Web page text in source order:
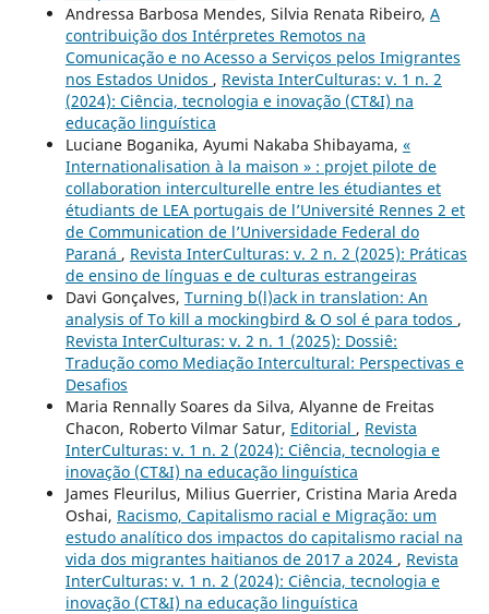
Andressa Barbosa Mendes, Silvia Renata Ribeiro, A
contribuição dos Intérpretes Remotos na
Comunicação e no Acesso a Serviços pelos Imigrantes
nos Estados Unidos , Revista InterCulturas: v. 1 n. 2
(2024): Ciência, tecnologia e inovação (CT&I) na
educação linguística
Luciane Boganika, Ayumi Nakaba Shibayama, «
Internationalisation à la maison » : projet pilote de
collaboration interculturelle entre les étudiantes et
étudiants de LEA portugais de l’Université Rennes 2 et
de Communication de l’Universidade Federal do
Paraná , Revista InterCulturas: v. 2 n. 2 (2025): Práticas
de ensino de línguas e de culturas estrangeiras
Davi Gonçalves, Turning b(l)ack in translation: An
analysis of To kill a mockingbird & O sol é para todos ,
Revista InterCulturas: v. 2 n. 1 (2025): Dossiê:
Tradução como Mediação Intercultural: Perspectivas e
Desafios
Maria Rennally Soares da Silva, Alyanne de Freitas
Chacon, Roberto Vilmar Satur, Editorial , Revista
InterCulturas: v. 1 n. 2 (2024): Ciência, tecnologia e
inovação (CT&I) na educação linguística
James Fleurilus, Milius Guerrier, Cristina Maria Areda
Oshai, Racismo, Capitalismo racial e Migração: um
estudo analítico dos impactos do capitalismo racial na
vida dos migrantes haitianos de 2017 a 2024 , Revista
InterCulturas: v. 1 n. 2 (2024): Ciência, tecnologia e
inovação (CT&I) na educação linguística